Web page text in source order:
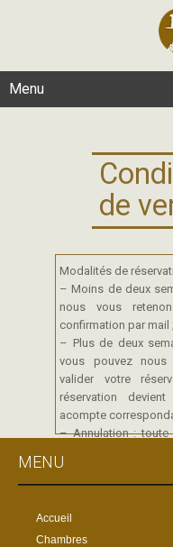
Menu
de
Modalités de
– Moins de deux
nous vous
confirmation par mail ;
– Plus de deux
vous pouvez nous
valider votre
réservation
acompte
– Annulation : toute
Si l’annulation
du séjour,
reste acquis.
MENU
Accueil
Chambres